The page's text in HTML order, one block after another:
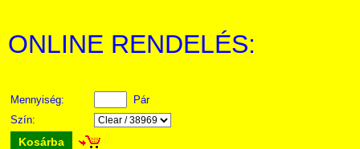
ONLINE RENDELÉS:
Mennyiség:
Pár
Szín:
Kosárba